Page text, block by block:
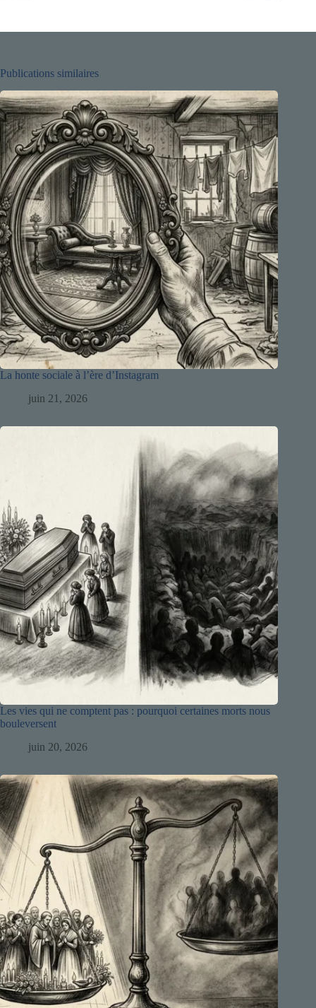
Publications similaires
La honte sociale à l’ère d’Instagram
juin 21, 2026
Les vies qui ne comptent pas : pourquoi certaines morts nous
bouleversent
juin 20, 2026